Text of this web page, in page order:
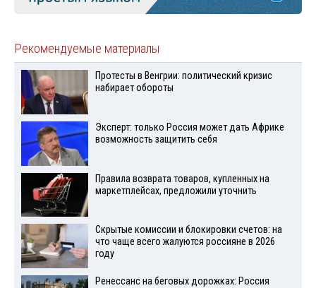
Рекомендуемые материалы
Протесты в Венгрии: политический кризис
набирает обороты
Эксперт: только Россия может дать Африке
возможность защитить себя
Правила возврата товаров, купленных на
маркетплейсах, предложили уточнить
Скрытые комиссии и блокировки счетов: на
что чаще всего жалуются россияне в 2026
году
Ренессанс на беговых дорожках: Россия